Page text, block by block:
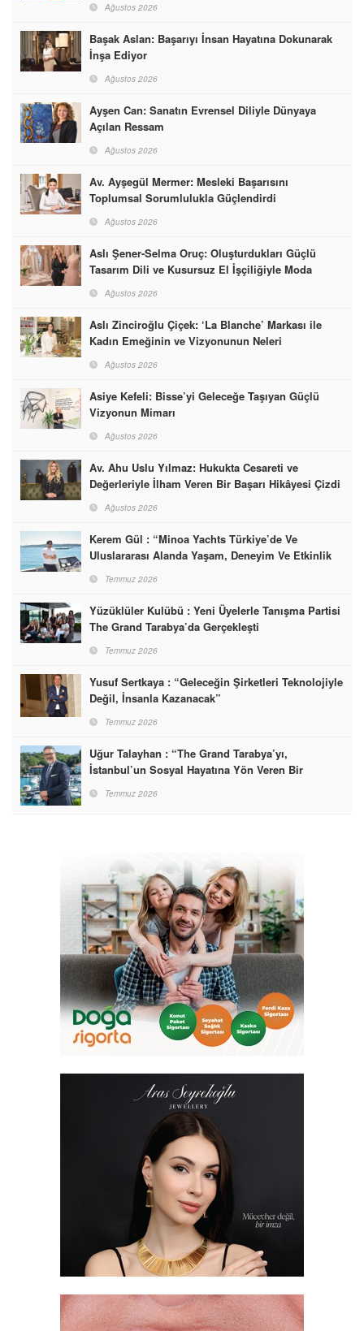
Ağustos 2026
Başak Aslan: Başarıyı İnsan Hayatına Dokunarak
İnşa Ediyor
Ağustos 2026
Ayşen Can: Sanatın Evrensel Diliyle Dünyaya
Açılan Ressam
Ağustos 2026
Av. Ayşegül Mermer: Mesleki Başarısını
Toplumsal Sorumlulukla Güçlendirdi
Ağustos 2026
Aslı Şener-Selma Oruç: Oluşturdukları Güçlü
Tasarım Dili ve Kusursuz El İşçiliğiyle Moda
Dünyasına İmzalarını Attılar
Ağustos 2026
Aslı Zinciroğlu Çiçek: ‘La Blanche’ Markası ile
Kadın Emeğinin ve Vizyonunun Neleri
Başarabileceğinin En Güzel Örneğini Sunuyor
Ağustos 2026
Asiye Kefeli: Bisse’yi Geleceğe Taşıyan Güçlü
Vizyonun Mimarı
Ağustos 2026
Av. Ahu Uslu Yılmaz: Hukukta Cesareti ve
Değerleriyle İlham Veren Bir Başarı Hikâyesi Çizdi
Ağustos 2026
Kerem Gül : “Minoa Yachts Türkiye’de Ve
Uluslararası Alanda Yaşam, Deneyim Ve Etkinlik
Markası Olacak”
Temmuz 2026
Yüzüklüler Kulübü : Yeni Üyelerle Tanışma Partisi
The Grand Tarabya’da Gerçekleşti
Temmuz 2026
Yusuf Sertkaya : “Geleceğin Şirketleri Teknolojiyle
Değil, İnsanla Kazanacak”
Temmuz 2026
Uğur Talayhan : “The Grand Tarabya’yı,
İstanbul’un Sosyal Hayatına Yön Veren Bir
Destinasyon Haline Getirmeyi Hedefliyorum”
Temmuz 2026